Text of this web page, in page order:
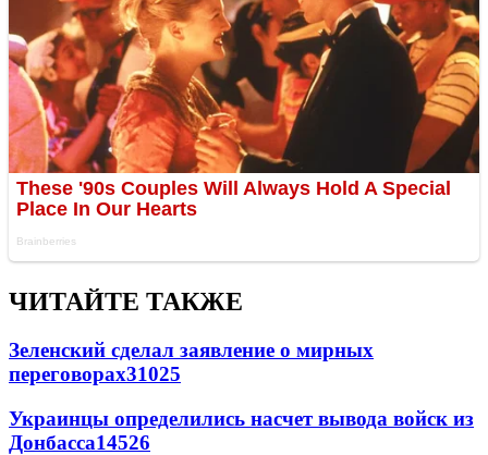
ЧИТАЙТЕ ТАКЖЕ
Зеленский сделал заявление о мирных
переговорах31025
Украинцы определились насчет вывода войск из
Донбасса14526